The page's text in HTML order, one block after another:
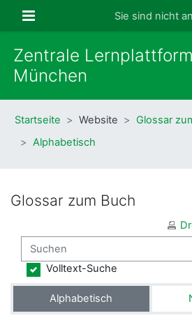
Website-Übersicht
Sie sind nicht
Zentrale
München
Startseite Website
Glossar
Alphabetisch
Glossar zum Buch
Suchen
Volltext-Suche
Alphabetisch